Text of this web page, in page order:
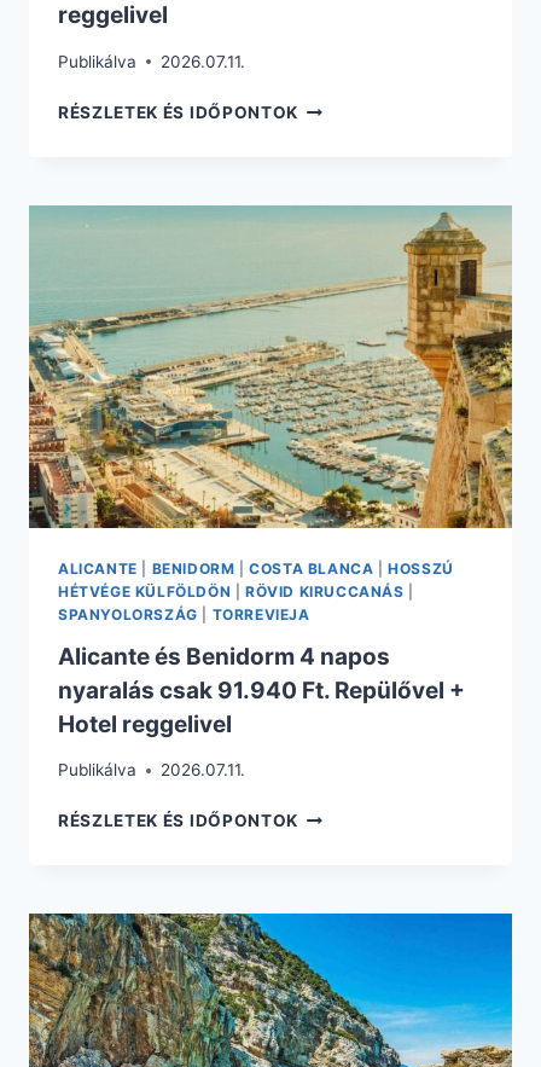
reggelivel
Publikálva 2026.07.11.
RÉSZLETEK ÉS IDŐPONTOK 99.765
KRÉTA
REPÜLŐVEL
+
HOTEL
REGGELIVEL
ALICANTE BENIDORM |COSTA BLANCA |HOSSZÚ
HÉTVÉGE KÜLFÖLDÖN |RÖVID KIRUCCANÁS
SPANYOLORSZÁG
TORREVIEJA
Alicante és Benidorm 4 napos
nyaralás csak 91.940 Ft. Repülővel +
Hotel reggelivel
Publikálva 2026.07.11.
RÉSZLETEK ÉS IDŐPONTOK ALICANTE
NAPOS
CSAK
91.940
FT.
REPÜLŐVEL